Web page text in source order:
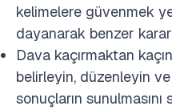
kelimelere güvenmek
dayanarak benzer
Dava kaçırmaktan
belirleyin, düzenleyin
sonuçların sunulmasını